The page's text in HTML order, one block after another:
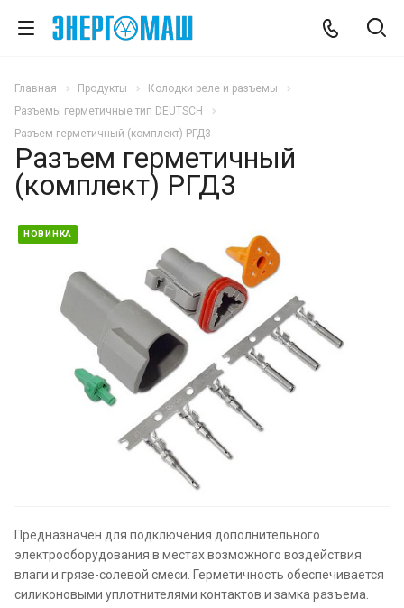
Главная Продукты
Колодки реле и разъемы
Разъемы герметичные тип DEUTSCH
Разъем герметичный (комплект) РГД3
Разъем герметичный
(комплект) РГД3
НОВИНКА
Предназначен для подключения дополнительного
электрооборудования в местах возможного воздействия
влаги и грязе-солевой смеси. Герметичность обеспечивается
силиконовыми уплотнителями контактов и замка разъема.